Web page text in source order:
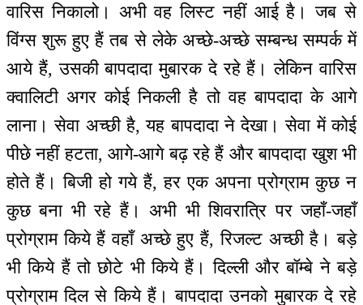
वारिस निकालो। अभी वह लिस्ट नहीं आई है। जब से
विंग्स शुरू हुए हैं तब से लेके अच्छे-अच्छे सम्बन्ध सम्पर्क में
आये हैं, उसकी बापदादा मुबारक दे रहे हैं। लेकिन वारिस
क्वालिटी अगर कोई निकली है तो वह बापदादा के आगे
लाना। सेवा अच्छी है, यह बापदादा ने देखा। सेवा में कोई
पीछे नहीं हटता, आगे-आगे बढ़ रहे हैं और बापदादा खुश भी
होते हैं। बिजी हो गये हैं, हर एक अपना प्रोग्राम कुछ न
कुछ बना भी रहे हैं। अभी भी शिवरात्रि पर जहाँ-जहाँ
प्रोग्राम किये हैं वहाँ अच्छे हुए हैं, रिजल्ट अच्छी है। बड़े
भी किये हैं तो छोटे भी किये हैं। दिल्ली और बॉम्बे ने बड़े
प्रोग्राम दिल से किये हैं। बापदादा उनको मुबारक दे रहे